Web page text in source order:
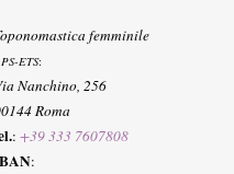
femminile
ETS:
Nanchino, 256
Roma
:+39 333 7607808
: